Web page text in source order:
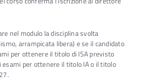
nel modulo la disciplina svolta
arrampicata libera) e se il candidato
per ottenere il titolo di ISA previsto
esami per ottenere il titolo IA o il titolo